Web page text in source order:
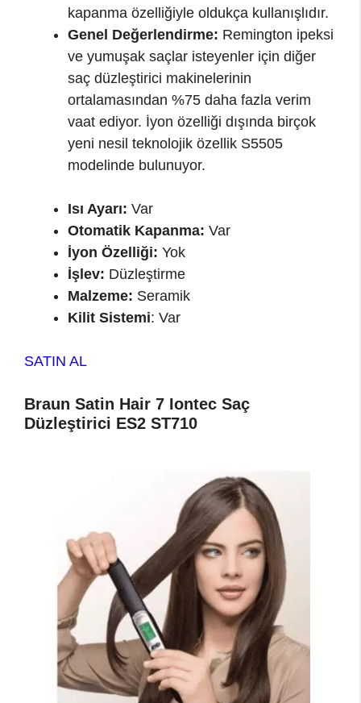
kapanma özelliğiyle oldukça kullanışlıdır.
Genel Değerlendirme: Remington ipeksi
ve yumuşak saçlar isteyenler için diğer
saç düzleştirici makinelerinin
ortalamasından %75 daha fazla verim
vaat ediyor. İyon özelliği dışında birçok
yeni nesil teknolojik özellik S5505
modelinde bulunuyor.
Isı Ayarı: Var
Otomatik Kapanma: Var
İyon Özelliği: Yok
İşlev: Düzleştirme
Malzeme: Seramik
Kilit Sistemi: Var
SATIN AL
Braun Satin Hair 7 Iontec Saç
Düzleştirici ES2 ST710